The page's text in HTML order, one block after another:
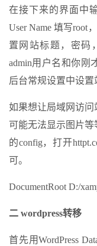
在接下来的界面中
User Name 填写root
置网站标题，密码
admin用户名和你刚
后台常规设置中设置
如果想让局域网访问
可能无法显示图片等
的config，打开
可。
DocumentRoot D:/
二 wordpress转移
首先用WordPress